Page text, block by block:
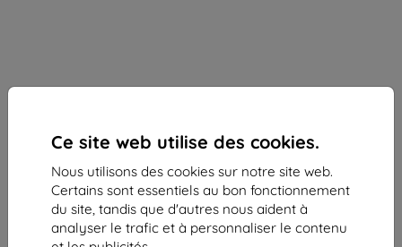
Ce site web utilise des cookies.
Nous utilisons des cookies sur notre site web.
Certains sont essentiels au bon fonctionnement
du site, tandis que d'autres nous aident à
analyser le trafic et à personnaliser le contenu